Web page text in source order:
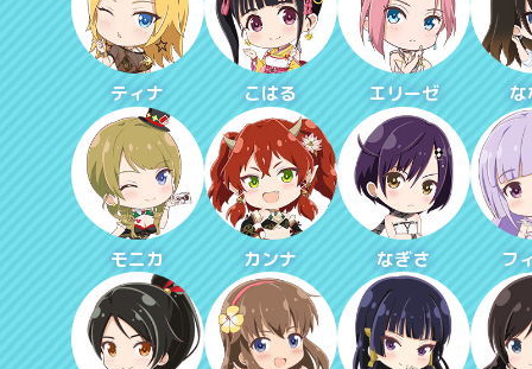
ティナ こはる エリーゼ
モニカ カンナ なぎさ フ